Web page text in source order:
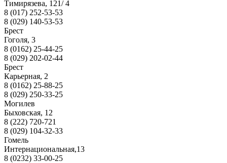
Тимирязева, 121/ 4
8 (017) 252-53-53
8 (029) 140-53-53
Брест
Гоголя, 3
8 (0162) 25-44-25
8 (029) 202-02-44
Брест
Карьерная, 2
8 (0162) 25-88-25
8 (029) 250-33-25
Могилев
Быховская, 12
8 (222) 720-721
8 (029) 104-32-33
Гомель
Интернациональная,13
8 (0232) 33-00-25